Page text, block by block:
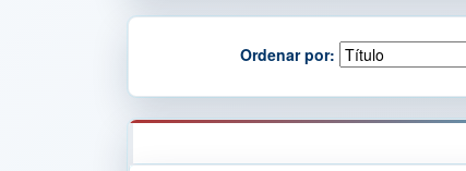
Ordenar por: